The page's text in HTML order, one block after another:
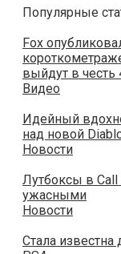
Популярные
Fox
выйдут в
Видео
Идейный
над новой
Новости
Лутбоксы в Call
ужасными
Новости
Стала